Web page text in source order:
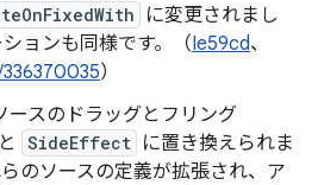
に変更されまし
ョンも同様です。（Ie59cd、
）
ースのドラッグとフリング
と SideEffect に置き換えられま
のソースの定義が拡張され、ア